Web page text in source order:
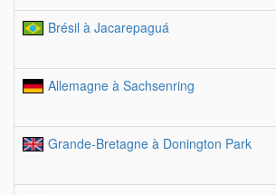
Brésil à Jacarepaguá
Allemagne à Sachsenring
Grande-Bretagne à Donington Park